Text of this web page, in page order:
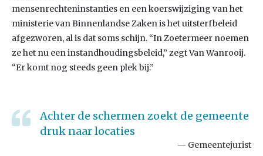
mensenrechteninstanties en een koerswijziging van het
ministerie van Binnenlandse Zaken is het uitsterfbeleid
afgezworen, al is dat soms schijn. “In Zoetermeer noemen
ze het nu een instandhoudingsbeleid,” zegt Van Wanrooij.
“Er komt nog steeds geen plek bij.”
Achter de schermen zoekt de gemeente
druk naar locaties
Gemeentejurist